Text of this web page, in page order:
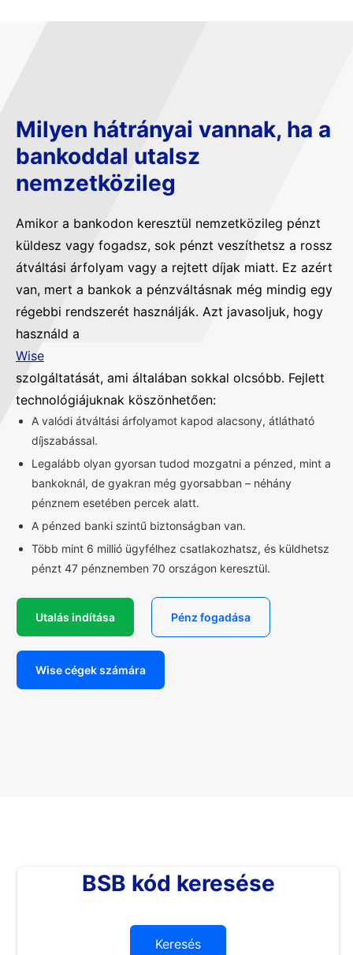
Milyen hátrányai vannak, ha a
bankoddal utalsz
nemzetközileg
Amikor a bankodon keresztül nemzetközileg pénzt
küldesz vagy fogadsz, sok pénzt veszíthetsz a rossz
átváltási árfolyam vagy a rejtett díjak miatt. Ez azért
van, mert a bankok a pénzváltásnak még mindig egy
régebbi rendszerét használják. Azt javasoljuk, hogy
használd a
Wise
szolgáltatását, ami általában sokkal olcsóbb. Fejlett
technológiájuknak köszönhetően:
A valódi átváltási árfolyamot kapod alacsony, átlátható
díjszabással.
Legalább olyan gyorsan tudod mozgatni a pénzed, mint a
bankoknál, de gyakran még gyorsabban – néhány
pénznem esetében percek alatt.
A pénzed banki szintű biztonságban van.
Több mint 6 millió ügyfélhez csatlakozhatsz, és küldhetsz
pénzt 47 pénznemben 70 országon keresztül.
Utalás indítása Pénz fogadása
Wise cégek számára
BSB kód keresése
Keresés